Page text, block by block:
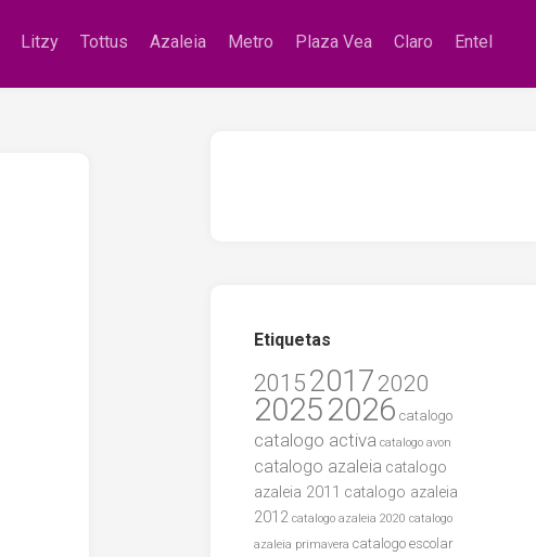
Litzy Tottus Azaleia Metro Plaza Vea Claro Entel
Etiquetas
2015 2017 2020
20252026 catalogo
catalogo activa catalogo avon
catalogo azaleia catalogo
azaleia 2011 catalogo azaleia
2012 catalogo azaleia 2020 catalogo
azaleia primavera catalogo escolar